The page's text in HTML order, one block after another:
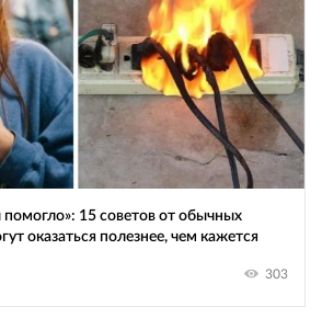
15 советов от обычных
оказаться полезнее, чем кажется
303